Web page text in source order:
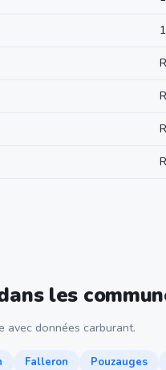
les
avec données carburant.
Falleron Pouzauges